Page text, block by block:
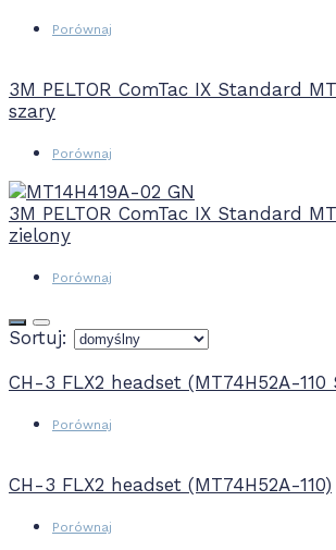
Porównaj
3M PELTOR ComTac IX Standard
szary
Porównaj
3M PELTOR ComTac IX Standard
zielony
Porównaj
Sortuj:
CH-3 FLX2 headset (MT74H52A-110
Porównaj
CH-3 FLX2 headset (MT74H52A-110)
Porównaj